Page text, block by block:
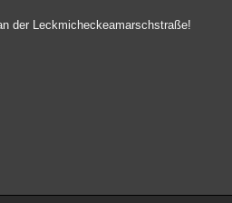
der Leckmicheckeamarschstraße!